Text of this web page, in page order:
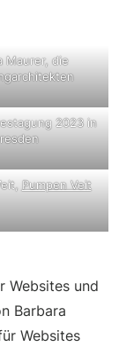
Maurer, die
2023 in
Pumpen Veit
Websites und
Barbara
Websites